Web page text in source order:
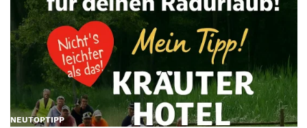
NEUTOPTIPP